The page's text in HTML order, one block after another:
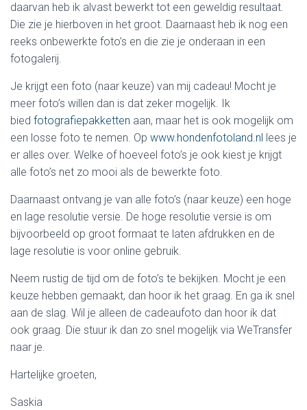
daarvan heb ik alvast bewerkt tot een geweldig resultaat.
Die zie je hierboven in het groot. Daarnaast heb ik nog een
reeks onbewerkte foto’s en die zie je onderaan in een
fotogalerij.
Je krijgt een foto (naar keuze) van mij cadeau! Mocht je
meer foto’s willen dan is dat zeker mogelijk. Ik
bied fotografiepakketten aan, maar het is ook mogelijk om
een losse foto te nemen. Op www.hondenfotoland.nl
lees je
er alles over. Welke of hoeveel foto’s je ook kiest je krijgt
alle foto’s net zo mooi als de bewerkte foto.
Daarnaast ontvang je van alle foto’s (naar keuze) een hoge
en lage resolutie versie. De hoge resolutie versie is om
bijvoorbeeld op groot formaat te laten afdrukken en de
lage resolutie is voor online gebruik.
Neem rustig de tijd om de foto’s te bekijken. Mocht je een
keuze hebben gemaakt, dan hoor ik het graag. En ga ik snel
aan de slag. Wil je alleen de cadeaufoto dan hoor ik dat
ook graag. Die stuur ik dan zo snel mogelijk via WeTransfer
naar je.
Hartelijke groeten,
Saskia